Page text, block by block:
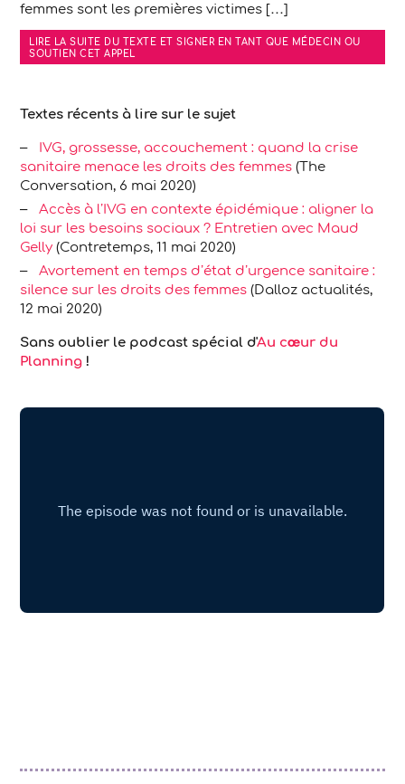
femmes sont les premières victimes […]
LIRE LA SUITE DU TEXTE ET SIGNER EN TANT QUE MÉDECIN OU
SOUTIEN CET APPEL
Textes récents à lire sur le sujet
IVG, grossesse, accouchement : quand la crise
sanitaire menace les droits des femmes (The
Conversation, 6 mai 2020)
Accès à l’IVG en contexte épidémique : aligner la
loi sur les besoins sociaux ? Entretien avec Maud
Gelly (Contretemps, 11 mai 2020)
Avortement en temps d’état d’urgence sanitaire :
silence sur les droits des femmes (Dalloz actualités,
12 mai 2020)
Sans oublier le podcast spécial d'Au cœur du
Planning!